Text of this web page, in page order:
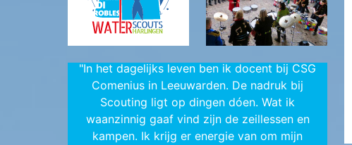
"In het dagelijks leven ben ik docent bij CSG
Comenius in Leeuwarden. De nadruk bij
Scouting ligt op dingen dóen. Wat ik
waanzinnig gaaf vind zijn de zeillessen en
kampen. Ik krijg er energie van om mijn